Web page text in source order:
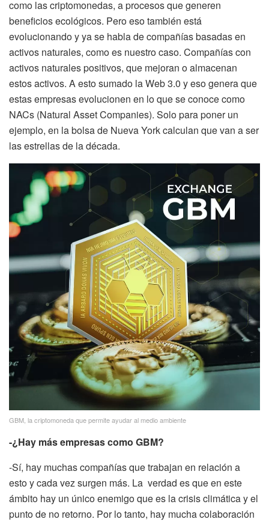
como las criptomonedas, a procesos que generen
beneficios ecológicos. Pero eso también está
evolucionando y ya se habla de compañías basadas en
activos naturales, como es nuestro caso. Compañías con
activos naturales positivos, que mejoran o almacenan
estos activos. A esto sumado la Web 3.0 y eso genera que
estas empresas evolucionen en lo que se conoce como
NACs (Natural Asset Companies). Solo para poner un
ejemplo, en la bolsa de Nueva York calculan que van a ser
las estrellas de la década.
GBM, la criptomoneda que permite ayudar al medio ambiente
-¿Hay más empresas como GBM?
-Sí, hay muchas compañías que trabajan en relación a
esto y cada vez surgen más. La verdad es que en este
ámbito hay un único enemigo que es la crisis climática y el
punto de no retorno. Por lo tanto, hay mucha colaboración